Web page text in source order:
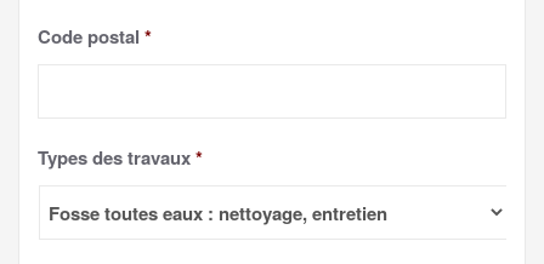
Code postal *
Types des travaux*